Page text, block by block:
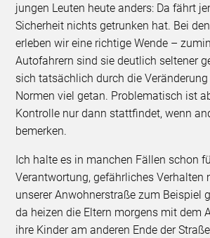
jungen Leuten heute anders: Da fährt
Sicherheit nichts getrunken hat. Bei
erleben wir eine richtige Wende –
Autofahrern sind sie deutlich seltener
sich tatsächlich durch die
Normen viel getan. Problematisch ist
Kontrolle nur dann stattfindet, wenn
bemerken.
Ich halte es in manchen Fällen schon
Verantwortung, gefährliches Verhalten
unserer Anwohnerstraße zum Beispiel
da heizen die Eltern morgens mit dem
ihre Kinder am anderen Ende der